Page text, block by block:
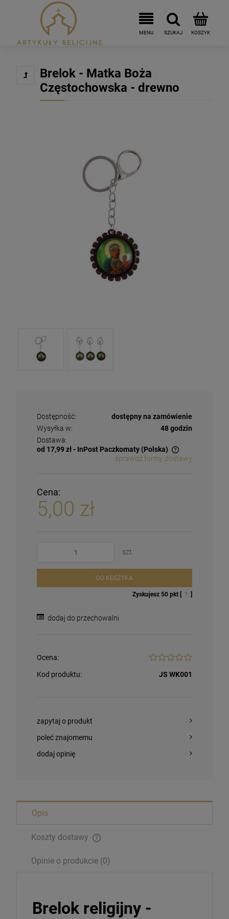
26,00 zł
Brelok - Matka Boża
Częstochowska - drewno
Dostępność:
dostępny na zamówienie
Wysyłka w:
48 godzin
Dostawa:
od 17,99 zł- InPost Paczkomaty (Polska)
sprawdź formy dostawy
Cena:
5,00 zł
szt.
DO KOSZYKA
Zyskujesz 50 pkt [ ? ]
dodaj do przechowalni
Ocena:
Kod produktu: JS WK001
zapytaj o produkt
poleć znajomemu
dodaj opinię
Opis
Koszty dostawy
Opinie o produkcie (0)
Brelok religijny -